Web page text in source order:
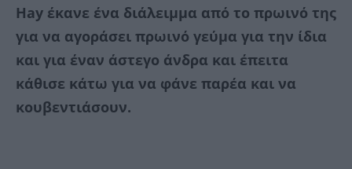
Hay έκανε ένα διάλειμμα από το πρωινό της
για να αγοράσει πρωινό γεύμα για την ίδια
και για έναν άστεγο άνδρα και έπειτα
κάθισε κάτω για να φάνε παρέα και να
κουβεντιάσουν.